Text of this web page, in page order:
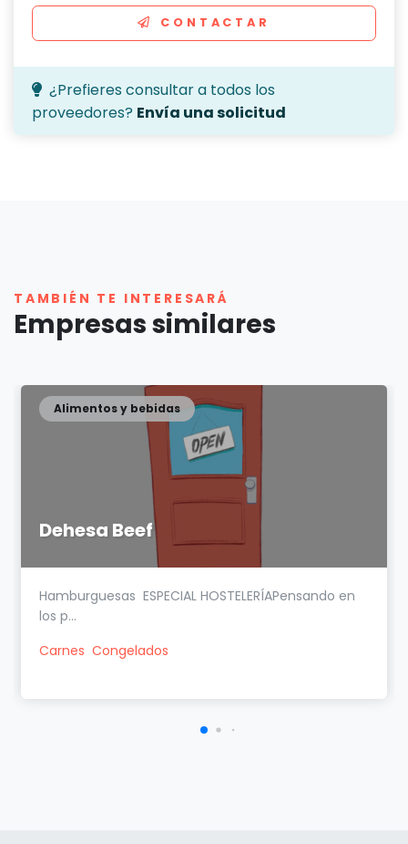
CONTACTAR
¿Prefieres consultar a todos los
proveedores? Envía una solicitud
TAMBIÉN TE INTERESARÁ
Empresas similares
Dehesa Beef
Alimentos y bebidas
Hamburguesas ESPECIAL HOSTELERÍAPensando en
los p...
Carnes Congelados